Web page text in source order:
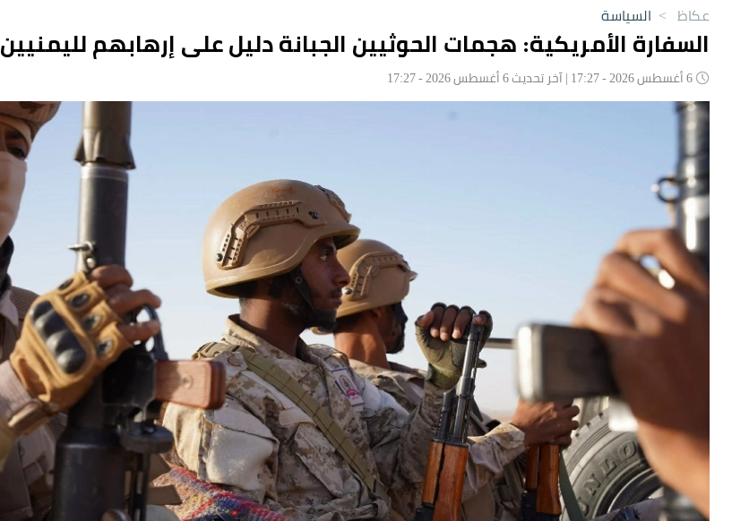
عكاظ > السياسة
السفارة الأمريكية: هجمات الحوثيين الجبانة دليل على إرهابهم لليمنيين